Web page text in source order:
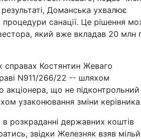
Доманська ухвалює
процедури санації. Це рішення
який вже вкладав 20 млн
справах Костянтин Жеваго
N911/266/22 -- шляхом
акціонера, що не підконтрольний
узаконювання зміни керівника.
розкраданні державних коштів
звідки Железняк взяв